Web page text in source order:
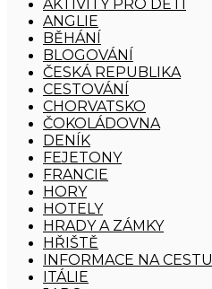
AKTIVITY PRO DĚTI
ANGLIE
BĚHÁNÍ
BLOGOVÁNÍ
ČESKÁ REPUBLIKA
CESTOVÁNÍ
CHORVATSKO
ČOKOLÁDOVNA
DENÍK
FEJETONY
FRANCIE
HORY
HOTELY
HRADY A ZÁMKY
HŘIŠTĚ
INFORMACE NA CESTU
ITÁLIE